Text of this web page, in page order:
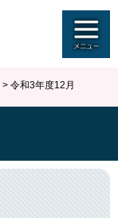
> 令和3年度12月